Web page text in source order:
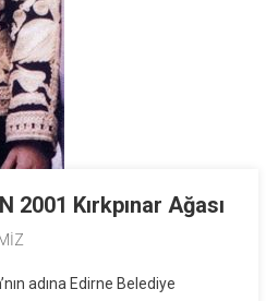
2001 Kırkpınar Ağası
adına Edirne Belediye